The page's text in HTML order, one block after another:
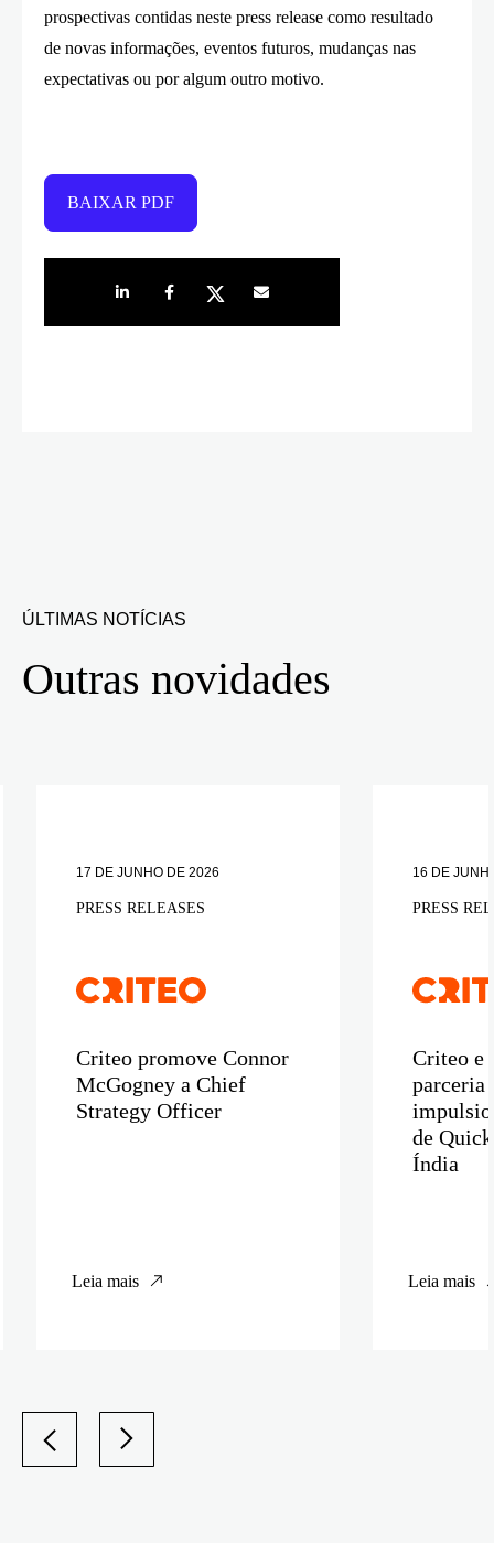
prospectivas contidas neste press release como resultado
de novas informações, eventos futuros, mudanças nas
expectativas ou por algum outro motivo.
BAIXAR PDF
Share on LinkedIn
Share on Facebook
Share on TwitterShare by e-mail
ÚLTIMAS NOTÍCIAS
Outras novidades
17 DE JUNHO DE 2026
PRESS RELEASES
Criteo promove Connor
McGogney a Chief
Strategy Officer
Leia mais
16 DE
PRESS
Criteo e
parceria
de
Índia
Leia mais